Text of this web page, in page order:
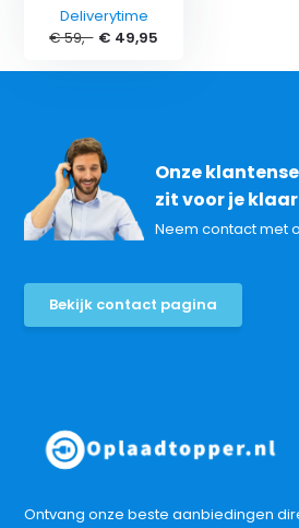
Deliverytime
€ 59,- € 49,95
Onze
zit voor je
Neem contact met
Bekijk contact pagina
Ontvang onze beste aanbiedingen